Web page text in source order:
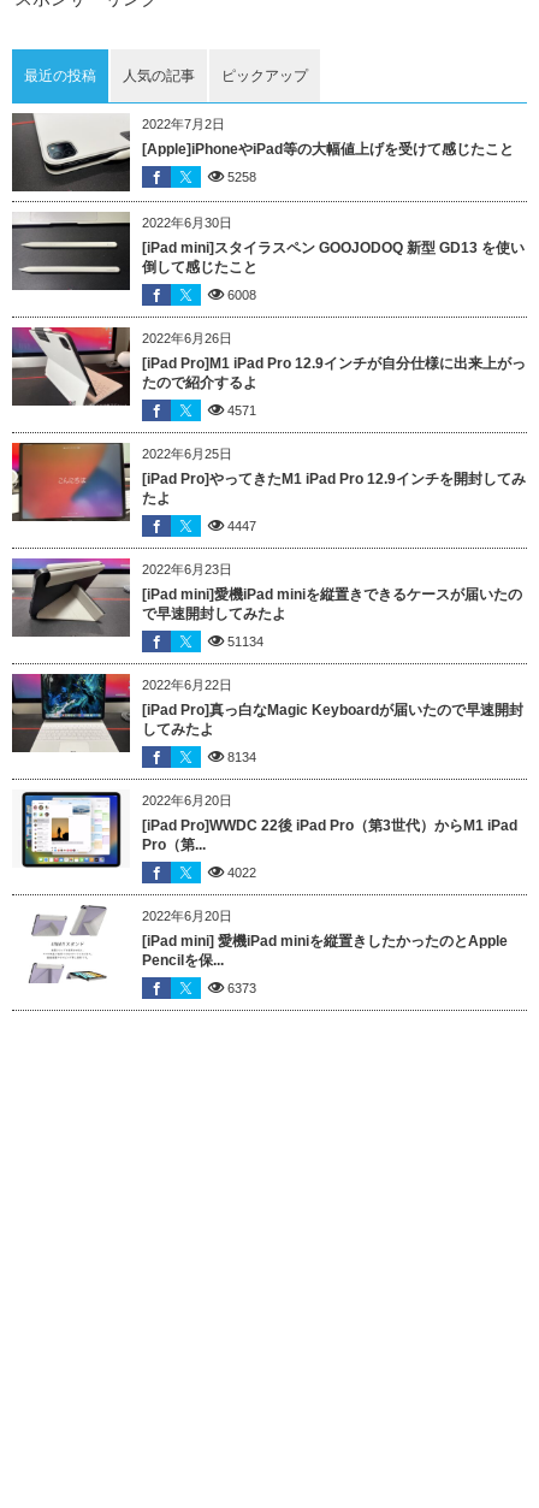
最近の投稿 人気の記事 ピックアップ
2022年7月2日
[Apple]iPhoneやiPad等の大幅値上げを受けて感じたこと
5258
2022年6月30日
[iPad mini]スタイラスペン GOOJODOQ 新型 GD13 を使い
倒して感じたこと
6008
2022年6月26日
[iPad Pro]M1 iPad Pro 12.9インチが自分仕様に出来上がっ
たので紹介するよ
4571
2022年6月25日
[iPad Pro]やってきたM1 iPad Pro 12.9インチを開封してみ
たよ
4447
2022年6月23日
[iPad mini]愛機iPad miniを縦置きできるケースが届いたの
で早速開封してみたよ
51134
2022年6月22日
[iPad Pro]真っ白なMagic Keyboardが届いたので早速開封
してみたよ
8134
2022年6月20日
[iPad Pro]WWDC 22後 iPad Pro（第3世代）からM1 iPad
Pro（第...
4022
2022年6月20日
[iPad mini] 愛機iPad miniを縦置きしたかったのとApple
Pencilを保...
6373